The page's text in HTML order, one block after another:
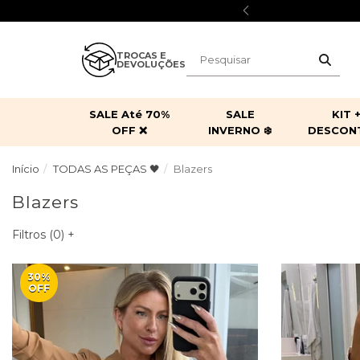
TROCAS E
DEVOLUÇÕES
SALE Até 70%
OFF ❌
SALE
INVERNO ❄️
KIT +
camisas
Início TODAS AS PEÇAS 🖤 Blazers
Blazers
Filtros (0) +
30%
OFF